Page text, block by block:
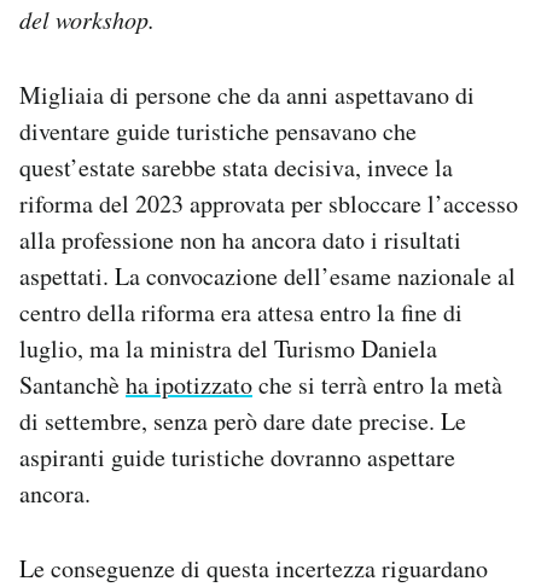
del workshop.
Migliaia di persone che da anni aspettavano di
diventare guide turistiche pensavano che
quest’estate sarebbe stata decisiva, invece la
riforma del 2023 approvata per sbloccare l’accesso
alla professione non ha ancora dato i risultati
aspettati. La convocazione dell’esame nazionale al
centro della riforma era attesa entro la fine di
luglio, ma la ministra del Turismo Daniela
Santanchèha ipotizzatoche si terrà entro la metà
di settembre, senza però dare date precise. Le
aspiranti guide turistiche dovranno aspettare
ancora.
Le conseguenze di questa incertezza riguardano